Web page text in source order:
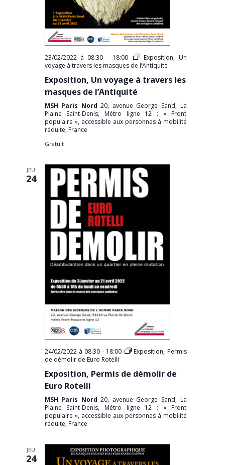
23/02/2022 à 08:30 - 18:00
Exposition, Un
voyage à travers les masques de l’Antiquité
Exposition, Un voyage à travers les
masques de l’Antiquité
MSH Paris Nord20, avenue George Sand, La
Plaine Saint-Denis, Métro ligne 12 : « Front
populaire », accessible aux personnes à mobilité
réduite, France
Gratuit
JEU
24
24/02/2022 à 08:30- 18:00
Exposition, Permis
de démolir de Euro Rotelli
Exposition, Permis de démolir de
Euro Rotelli
MSH Paris Nord20, avenue George Sand, La
Plaine Saint-Denis, Métro ligne 12 : « Front
populaire », accessible aux personnes à mobilité
réduite, France
JEU
24